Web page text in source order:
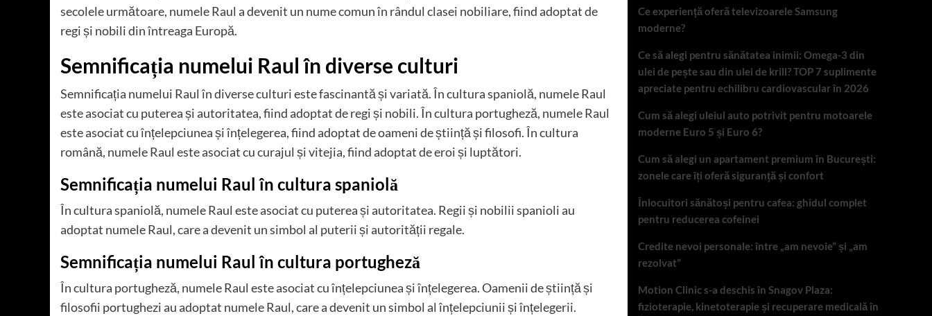
secolele următoare, numele Raul a devenit un nume comun în rândul clasei nobiliare, fiind adoptat de
regi și nobili din întreaga Europă.
Semnificația numelui Raul în diverse culturi
Semnificația numelui Raul în diverse culturi este fascinantă și variată. În cultura spaniolă, numele Raul
este asociat cu puterea și autoritatea, fiind adoptat de regi și nobili. În cultura portugheză, numele Raul
este asociat cu înțelepciunea și înțelegerea, fiind adoptat de oameni de știință și filosofi. În cultura
română, numele Raul este asociat cu curajul și vitejia, fiind adoptat de eroi și luptători.
Semnificația numelui Raul în cultura spaniolă
În cultura spaniolă, numele Raul este asociat cu puterea și autoritatea. Regii și nobilii spanioli au
adoptat numele Raul, care a devenit un simbol al puterii și autorității regale.
Semnificația numelui Raul în cultura portugheză
În cultura portugheză, numele Raul este asociat cu înțelepciunea și înțelegerea. Oamenii de știință și
filosofii portughezi au adoptat numele Raul, care a devenit un simbol al înțelepciunii și înțelegerii.
Ce experiență oferă televizoarele Samsung
moderne?
Ce să alegi pentru sănătatea inimii: Omega-3 din
ulei de pește sau din ulei de krill? TOP 7 suplimente
apreciate pentru echilibru cardiovascular în 2026
Cum să alegi uleiul auto potrivit pentru motoarele
moderne Euro 5 și Euro 6?
Cum să alegi un apartament premium în București:
zonele care îți oferă siguranță și confort
Înlocuitori sănătoși pentru cafea: ghidul complet
pentru reducerea cofeinei
Credite nevoi personale: între „am nevoie” și „am
rezolvat”
Motion Clinic s-a deschis în Snagov Plaza:
fizioterapie, kinetoterapie și recuperare medicală în